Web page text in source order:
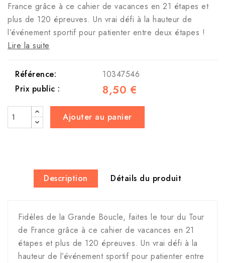
France grâce à ce cahier de vacances en 21 étapes et
plus de 120 épreuves. Un vrai défi à la hauteur de
l’événement sportif pour patienter entre deux étapes !
Lire la suite
Référence:
10347546
Prix public :
8,50 €
Ajouter au panier
Description Détails du produit
Fidèles de la Grande Boucle, faites le tour du Tour
de France grâce à ce cahier de vacances en 21
étapes et plus de 120 épreuves. Un vrai défi à la
hauteur de l’événement sportif pour patienter entre